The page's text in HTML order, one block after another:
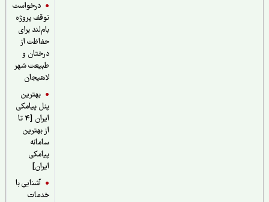
درخواست
توقف پروژه
بام‌لند برای
حفاظت از
درختان و
طبیعت شهر
لاهیجان
بهترین
پنل پیامکی
ایران [4 تا
از بهترین
سامانه
پیامکی
آشنایی با
خدمات